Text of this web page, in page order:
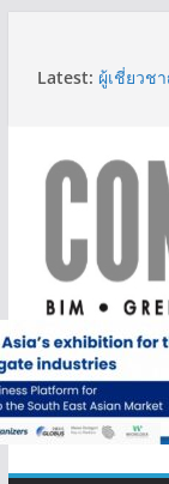
Latest: ผู้เชี่ยวช
มาตรฐ
เติบโต
BCT
ก่อสร้า
ลลิล พร็อ
IHG
อ่าวนาง